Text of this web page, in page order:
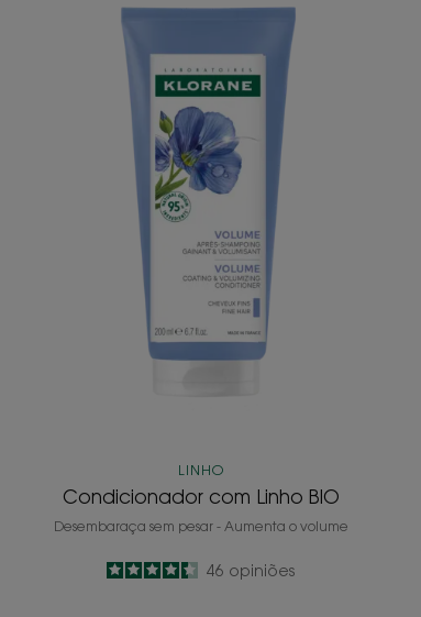
Linho
BIO
LINHO
Condicionador com Linho BIO
Desembaraça sem pesar - Aumenta o volume
4.4
/
5
46 opiniões